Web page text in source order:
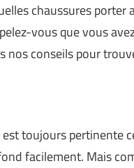
chaussures porter
vous que vous
nos conseils pour
toujours pertinente
facilement. Mais